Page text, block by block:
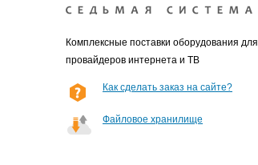
Комплексные поставки оборудования для
провайдеров интернета и ТВ
Как сделать заказ на сайте?
Файловое хранилище